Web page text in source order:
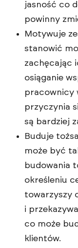
jasność co
powinny
Motywuje
stanowić
zachęcając
osiąganie
pracownicy
przyczynia
są bardziej
Buduje
może być
budowania
określeniu
towarzyszy
i
co może
klientów.